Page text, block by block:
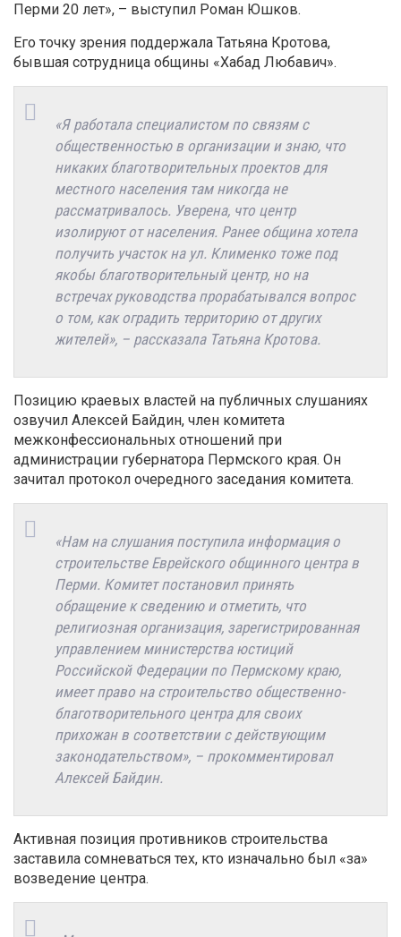
Перми 20 лет», – выступил Роман Юшков.
Его точку зрения поддержала Татьяна Кротова,
бывшая сотрудница общины «Хабад Любавич».
«Я работала специалистом по связям с
общественностью в организации и знаю, что
никаких благотворительных проектов для
местного населения там никогда не
рассматривалось. Уверена, что центр
изолируют от населения. Ранее община хотела
получить участок на ул. Клименко тоже под
якобы благотворительный центр, но на
встречах руководства прорабатывался вопрос
о том, как оградить территорию от других
жителей», – рассказала Татьяна Кротова.
Позицию краевых властей на публичных слушаниях
озвучил Алексей Байдин, член комитета
межконфессиональных отношений при
администрации губернатора Пермского края. Он
зачитал протокол очередного заседания комитета.
«Нам на слушания поступила информация о
строительстве Еврейского общинного центра в
Перми. Комитет постановил принять
обращение к сведению и отметить, что
религиозная организация, зарегистрированная
управлением министерства юстиций
Российской Федерации по Пермскому краю,
имеет право на строительство общественно-
благотворительного центра для своих
прихожан в соответствии с действующим
законодательством», – прокомментировал
Алексей Байдин.
Активная позиция противников строительства
заставила сомневаться тех, кто изначально был «за»
возведение центра.